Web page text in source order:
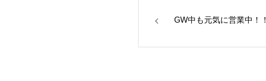
GW中も元気に営業中！！